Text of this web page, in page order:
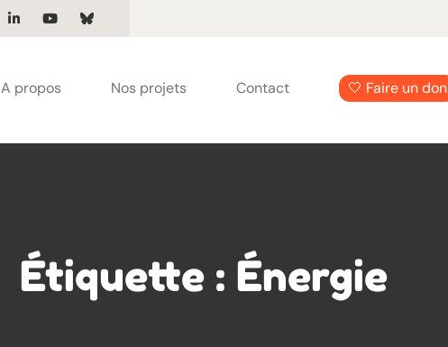
A propos Nos projets Contact 🤍 Faire un don
Étiquette : Énergie